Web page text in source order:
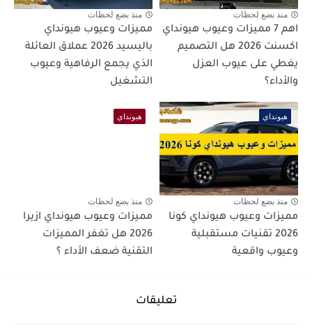
منذ بضع لحظات
اهم 7 مميزات وعيوب هيونداي
اكسنت 2026 هل التصميم
يغطي على عيوب العزل
والأداء؟
منذ بضع لحظات
مميزات وعيوب هيونداي
باليسيد 2026 عملاق العائلة
الذي يجمع الرفاهية وعيوب
التشغيل
هيونداي
منذ بضع لحظات
مميزات وعيوب هيونداي كونا
2026 تقنيات مستقبلية
وعيوب واقعية
هيونداي
منذ بضع لحظات
مميزات وعيوب هيونداي ازيرا
2026 هل تغفر المميزات
التقنية ضعف الأداء ؟
تعليقات